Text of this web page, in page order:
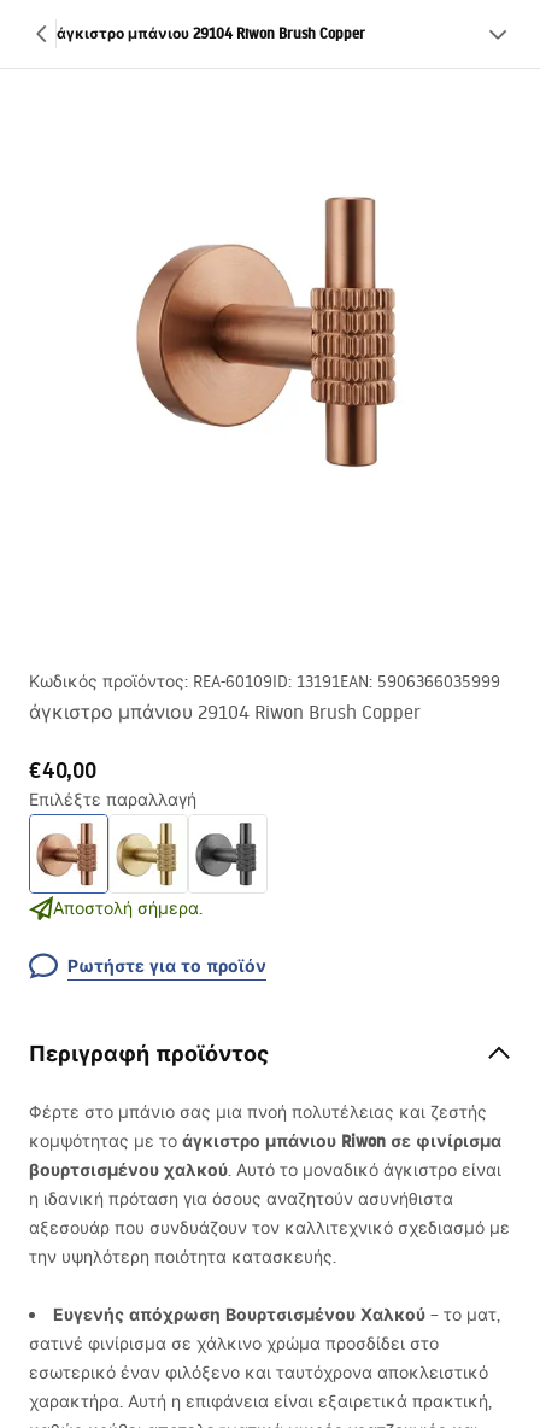
άγκιστρο μπάνιου 29104 Riwon Brush Copper
Κωδικός προϊόντος: REA-60109ID: 13191EAN: 5906366035999
άγκιστρο μπάνιου 29104 Riwon Brush Copper
€40,00
Επιλέξτε παραλλαγή
Αποστολή σήμερα.
Ρωτήστε για το προϊόν
Περιγραφή προϊόντος
Φέρτε στο μπάνιο σας μια πνοή πολυτέλειας και ζεστής
κομψότητας με το άγκιστρο μπάνιου Riwon σε φινίρισμα
βουρτσισμένου χαλκού. Αυτό το μοναδικό άγκιστρο είναι
η ιδανική πρόταση για όσους αναζητούν ασυνήθιστα
αξεσουάρ που συνδυάζουν τον καλλιτεχνικό σχεδιασμό με
την υψηλότερη ποιότητα κατασκευής.
Ευγενής απόχρωση Βουρτσισμένου Χαλκού – το ματ,
σατινέ φινίρισμα σε χάλκινο χρώμα προσδίδει στο
εσωτερικό έναν φιλόξενο και ταυτόχρονα αποκλειστικό
χαρακτήρα. Αυτή η επιφάνεια είναι εξαιρετικά πρακτική,